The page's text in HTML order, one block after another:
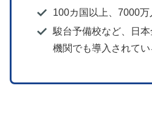
100カ国以上、7000万
駿台予備校など、日
機関でも導入されてい